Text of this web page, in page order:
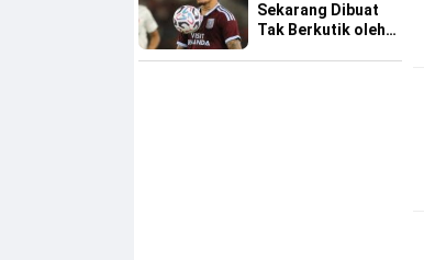
Sekarang Dibuat
Tak Berkutik oleh